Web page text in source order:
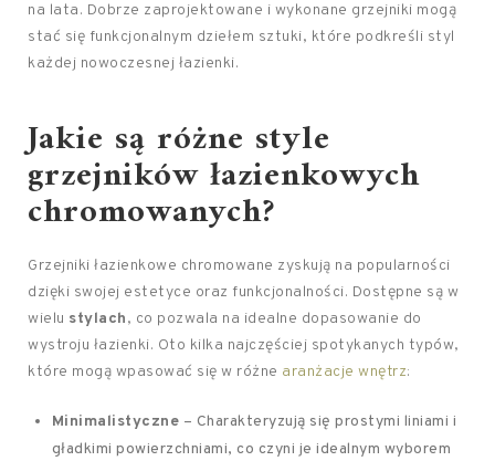
na lata. Dobrze zaprojektowane i wykonane grzejniki mogą
stać się funkcjonalnym dziełem sztuki, które podkreśli styl
każdej nowoczesnej łazienki.
Jakie są różne style
grzejników łazienkowych
chromowanych?
Grzejniki łazienkowe chromowane zyskują na popularności
dzięki swojej estetyce oraz funkcjonalności. Dostępne są w
wielu stylach, co pozwala na idealne dopasowanie do
wystroju łazienki. Oto kilka najczęściej spotykanych typów,
które mogą wpasować się w różne aranżacje wnętrz:
Minimalistyczne – Charakteryzują się prostymi liniami i
gładkimi powierzchniami, co czyni je idealnym wyborem